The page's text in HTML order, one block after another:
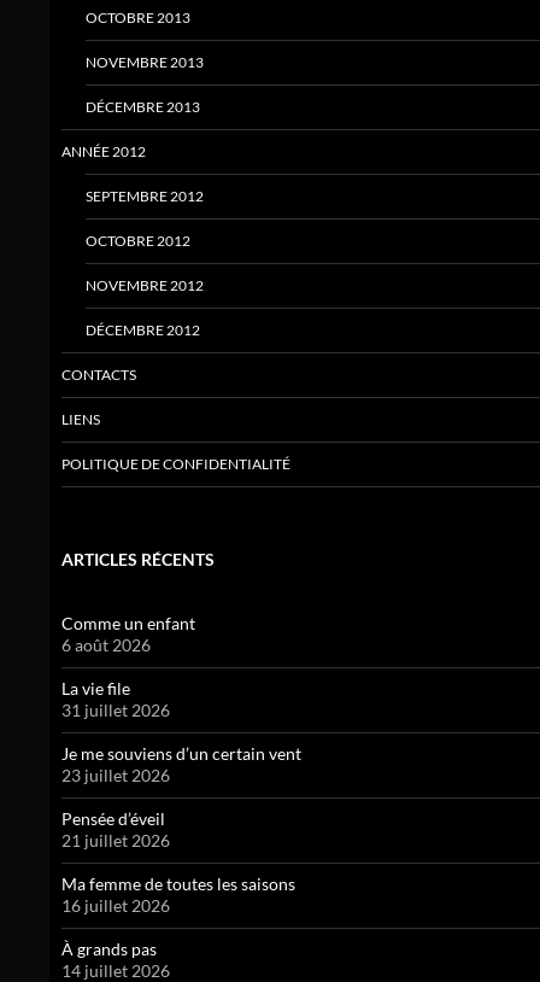
OCTOBRE 2013
NOVEMBRE 2013
DÉCEMBRE 2013
ANNÉE 2012
SEPTEMBRE 2012
OCTOBRE 2012
NOVEMBRE 2012
DÉCEMBRE 2012
CONTACTS
LIENS
POLITIQUE DE CONFIDENTIALITÉ
ARTICLES RÉCENTS
Comme un enfant
6 août 2026
La vie file
31 juillet 2026
Je me souviens d’un certain vent
23 juillet 2026
Pensée d’éveil
21 juillet 2026
Ma femme de toutes les saisons
16 juillet 2026
À grands pas
14 juillet 2026